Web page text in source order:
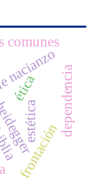
confrontación
dependencia
ética
estética
comunes